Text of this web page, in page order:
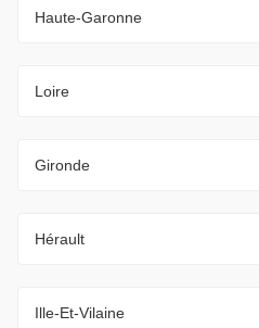
Haute-Garonne
Loire
Gironde
Hérault
Ille-Et-Vilaine